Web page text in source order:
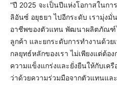
“ปี 2025 จะเป็นปีแห่งโอกาสในก
ลิอันซ์ อยุธยา ไปอีกระดับ เรามุ่งมั่
อาชีพของตัวแทน พัฒนาผลิตภัณฑ์
ลูกค้า และยกระดับการทำงานด้ว
กลยุทธ์หลักของเรา ไม่เพียงแต่ต้อ
ความแข็งแกร่งและยั่งยืนให้กับเค
ว่าด้วยความร่วมมือจากตัวแทนแล